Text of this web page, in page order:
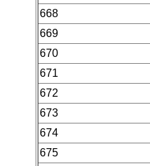
668
669
670
671
672
673
674
675